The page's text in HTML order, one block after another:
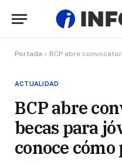
Portada » BCP abre convocatoria de
ACTUALIDAD
BCP abre
becas para
conoce